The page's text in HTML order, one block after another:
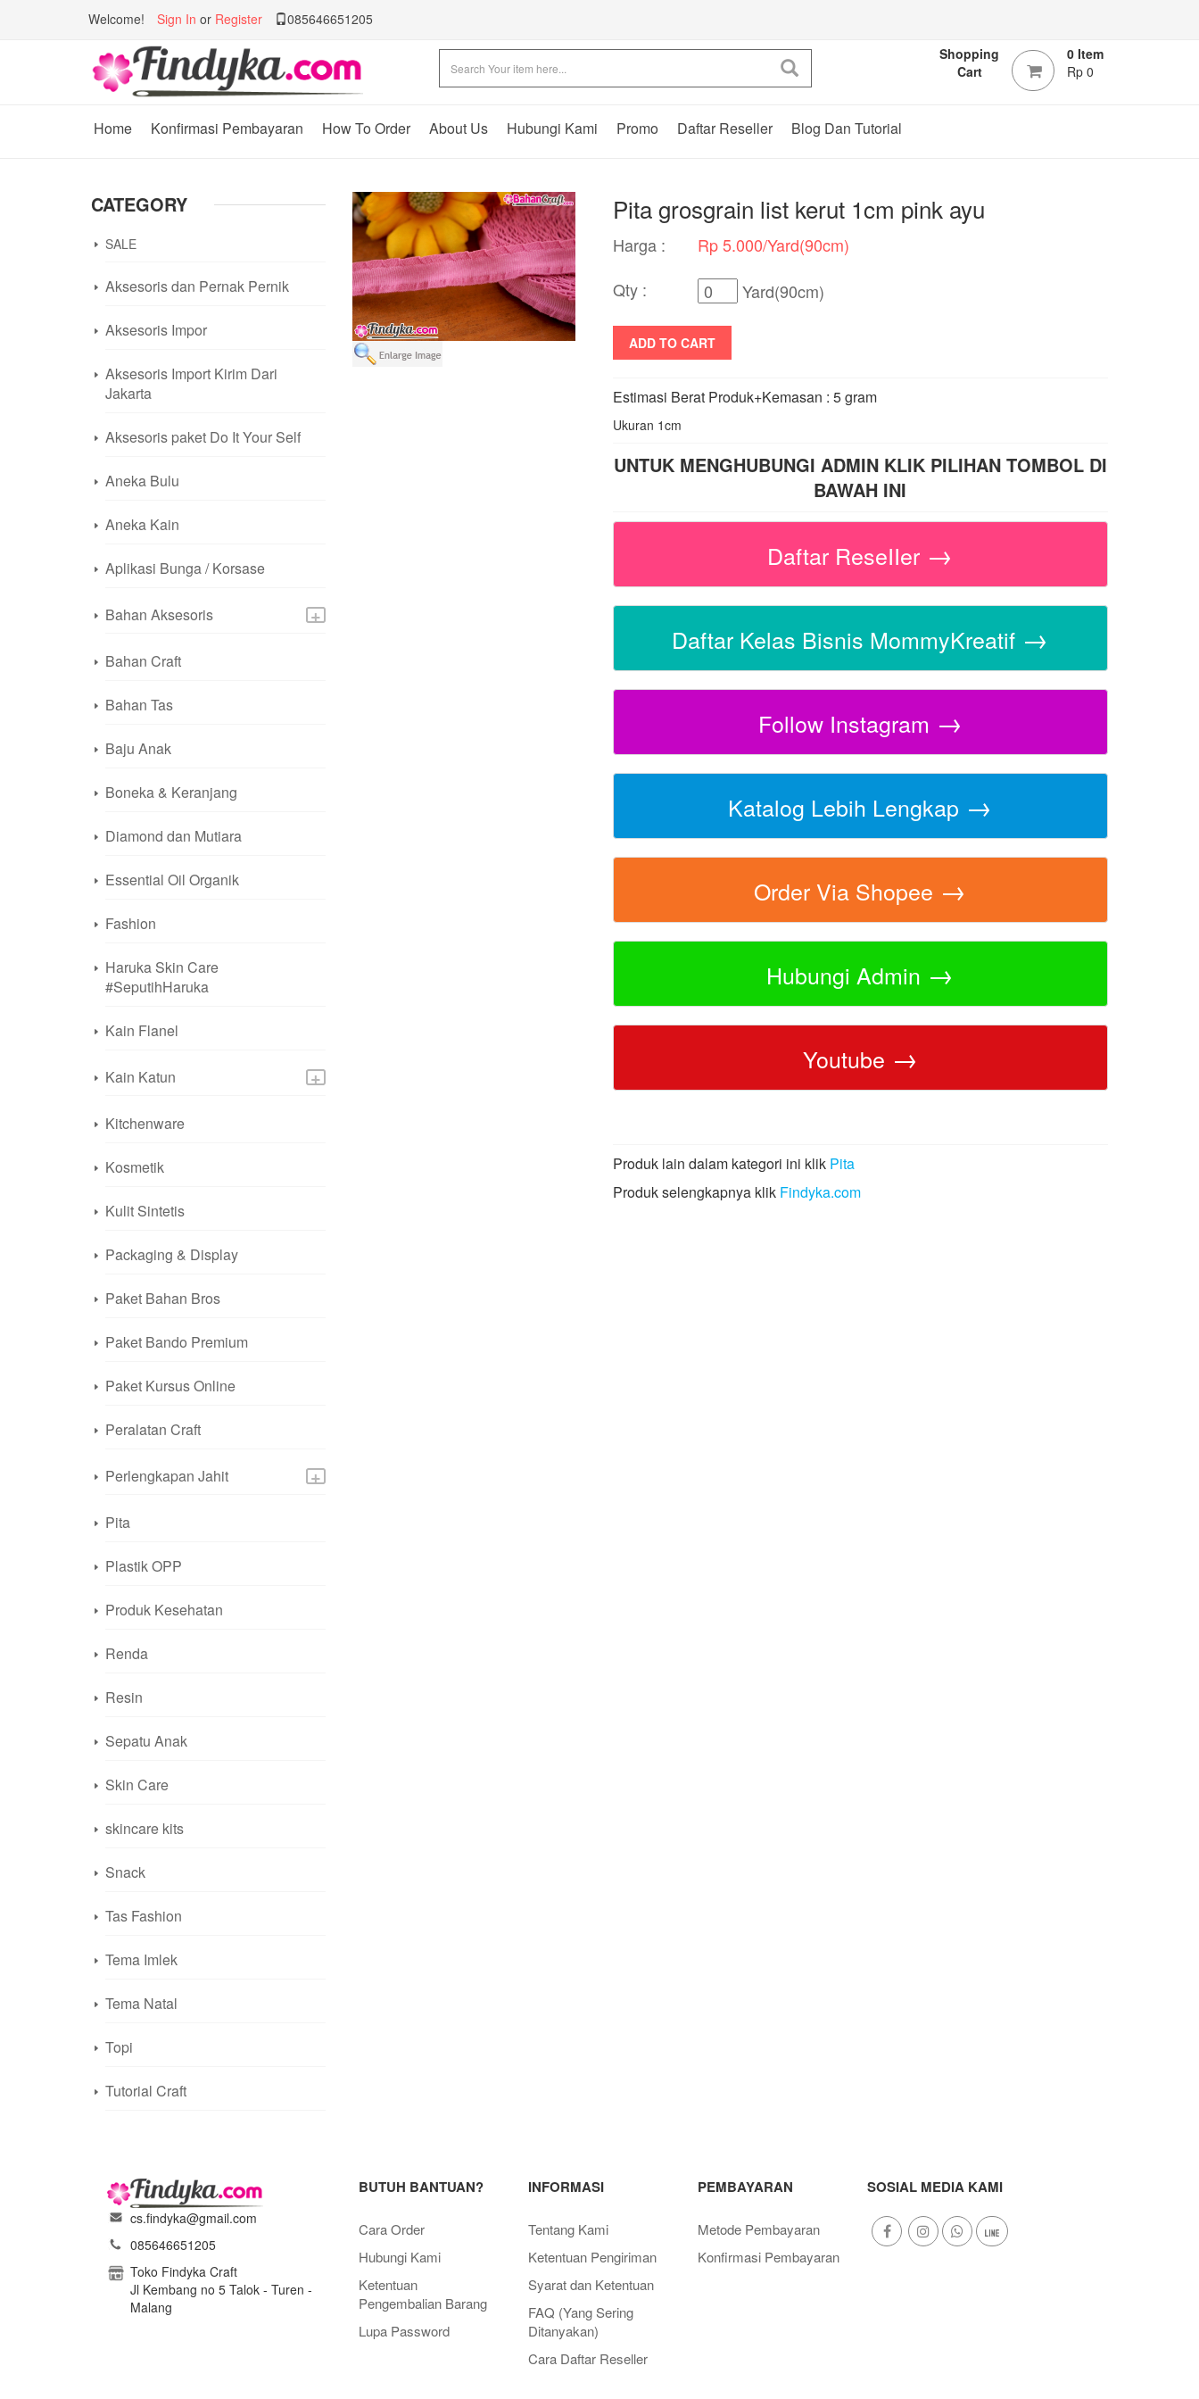
Welcome! Sign In or Register
085646651205
Shopping
Cart
0 Item
Rp 0
Home Konfirmasi Pembayaran How To Order About Us Hubungi Kami Promo Daftar Reseller Blog Dan Tutorial
CATEGORY
SALE
Aksesoris dan Pernak Pernik
Aksesoris Impor
Aksesoris Import Kirim Dari
Jakarta
Aksesoris paket Do It Your Self
Aneka Bulu
Aneka Kain
Aplikasi Bunga / Korsase
+
Bahan Aksesoris
Bahan Craft
Bahan Tas
Baju Anak
Boneka & Keranjang
Diamond dan Mutiara
Essential Oil Organik
Fashion
Haruka Skin Care
#SeputihHaruka
Kain Flanel
+
Kain Katun
Kitchenware
Kosmetik
Kulit Sintetis
Packaging & Display
Paket Bahan Bros
Paket Bando Premium
Paket Kursus Online
Peralatan Craft
+
Perlengkapan Jahit
Pita
Plastik OPP
Produk Kesehatan
Renda
Resin
Sepatu Anak
Skin Care
skincare kits
Snack
Tas Fashion
Tema Imlek
Tema Natal
Topi
Tutorial Craft
Pita grosgrain list kerut 1cm pink ayu
Harga :
Rp 5.000/Yard(90cm)
Qty :
Yard(90cm)
ADD TO CART
Estimasi Berat Produk+Kemasan : 5 gram
Ukuran 1cm
UNTUK MENGHUBUNGI ADMIN KLIK PILIHAN TOMBOL DI
BAWAH INI
Daftar ReseIIer →
Daftar Kelas Bisnis MommyKreatif →
Follow Instagram →
Katalog Lebih Lengkap →
Order Via Shopee →
Hubungi Admin →
Youtube →
Produk lain dalam kategori ini klik Pita
Produk selengkapnya klik Findyka.com
cs.findyka@gmail.com
085646651205
Toko Findyka Craft
Jl Kembang no 5 Talok - Turen -
Malang
BUTUH BANTUAN?
Cara Order
Hubungi Kami
Ketentuan
Pengembalian Barang
Lupa Password
INFORMASI
Tentang Kami
Ketentuan Pengiriman
Syarat dan Ketentuan
FAQ (Yang Sering
Ditanyakan)
Cara Daftar Reseller
PEMBAYARAN
Metode Pembayaran
Konfirmasi Pembayaran
SOSIAL MEDIA KAMI